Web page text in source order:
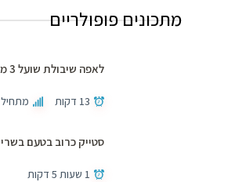
מתכונים פופולריים
לאפה שיבולת שועל 3 מצרכים
13 דקות מתחיל
סטייק כרוב בטעם בשרי
1 שעות 5 דקות